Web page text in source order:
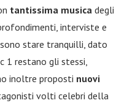
tantissima musica degli
interviste e
stare tranquilli, dato
1 restano gli stessi,
inoltre proposti nuovi
volti celebri della